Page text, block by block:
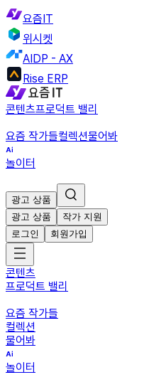
요즘IT
위시켓
AIDP - AX
Rise ERP
콘텐츠프로덕트 밸리
요즘 작가들컬렉션물어봐
놀이터
광고 상품
광고 상품
작가 지원
로그인
회원가입
콘텐츠
프로덕트 밸리
요즘 작가들
컬렉션
물어봐
놀이터